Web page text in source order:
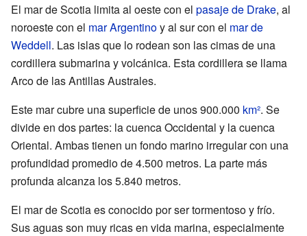
El mar de Scotia limita al oeste con el pasaje de Drake, al
noroeste con el mar Argentinoy al sur con el mar de
Weddell. Las islas que lo rodean son las cimas de una
cordillera submarina y volcánica. Esta cordillera se llama
Arco de las Antillas Australes.
Este mar cubre una superficie de unos 900.000 km². Se
divide en dos partes: la cuenca Occidental y la cuenca
Oriental. Ambas tienen un fondo marino irregular con una
profundidad promedio de 4.500 metros. La parte más
profunda alcanza los 5.840 metros.
El mar de Scotia es conocido por ser tormentoso y frío.
Sus aguas son muy ricas en vida marina, especialmente